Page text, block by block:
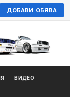
ДОБАВИ ОБЯВА
ВИДЕО